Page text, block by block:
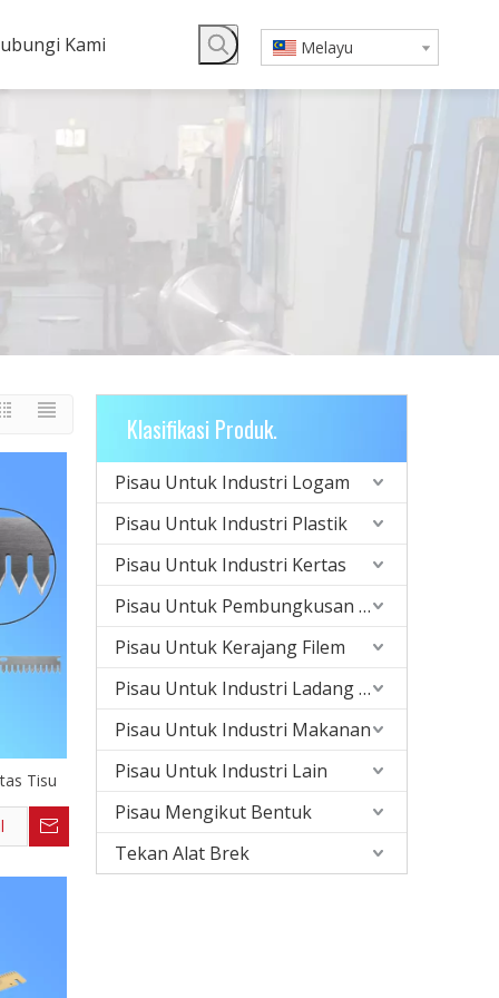
Kami Melayu
Tisu
Klasifikasi Produk.
Pisau Untuk Industri Logam
Pisau Untuk Industri Plastik
Pisau Untuk Industri Kertas
Pisau Untuk Pembungkusan Cetakan
Pisau Untuk Kerajang Filem
Pisau Untuk Industri Ladang Kayu
Pisau Untuk Industri Makanan
Pisau Untuk Industri Lain
Pisau Mengikut Bentuk
Tekan Alat Brek